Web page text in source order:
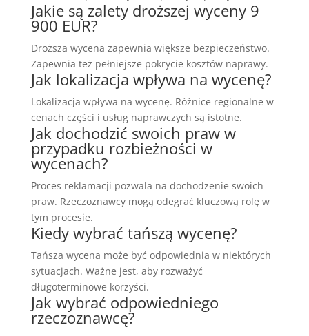
Jakie są zalety droższej wyceny 9
900 EUR?
Droższa wycena zapewnia większe bezpieczeństwo.
Zapewnia też pełniejsze pokrycie kosztów naprawy.
Jak lokalizacja wpływa na wycenę?
Lokalizacja wpływa na wycenę. Różnice regionalne w
cenach części i usług naprawczych są istotne.
Jak dochodzić swoich praw w
przypadku rozbieżności w
wycenach?
Proces reklamacji pozwala na dochodzenie swoich
praw. Rzeczoznawcy mogą odegrać kluczową rolę w
tym procesie.
Kiedy wybrać tańszą wycenę?
Tańsza wycena może być odpowiednia w niektórych
sytuacjach. Ważne jest, aby rozważyć
długoterminowe korzyści.
Jak wybrać odpowiedniego
rzeczoznawcę?